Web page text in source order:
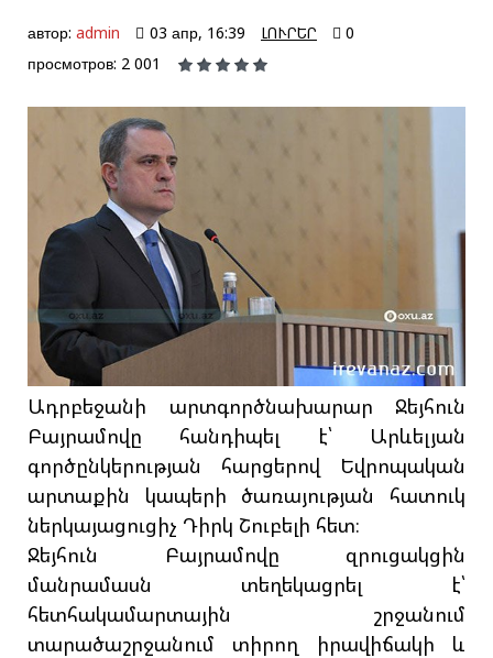
автор: admin 03 апр, 16:39 ԼՈՒՐԵՐ
0
просмотров: 2 001
Ադրբեջանի արտգործնախարար Ջեյհուն
Բայրամովը հանդիպել է՝ Արևելյան
գործընկերության հարցերով Եվրոպական
արտաքին կապերի ծառայության հատուկ
ներկայացուցիչ Դիրկ Շուբելի հետ։
Ջեյհուն Բայրամովը զրուցակցին
մանրամասն տեղեկացրել է՝
հետհակամարտային շրջանում
տարածաշրջանում տիրող իրավիճակի և